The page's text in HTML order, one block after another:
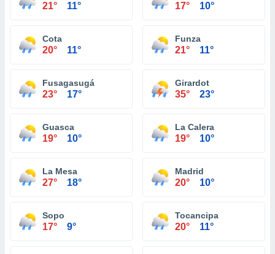
21° 11° 17° 10°
Cota
20° 11°
Funza
21° 11°
Fusagasugá
23° 17°
Girardot
35° 23°
Guasca
19° 10°
La Calera
19° 10°
La Mesa
27° 18°
Madrid
20° 10°
Sopo
17° 9°
Tocancipa
20° 11°